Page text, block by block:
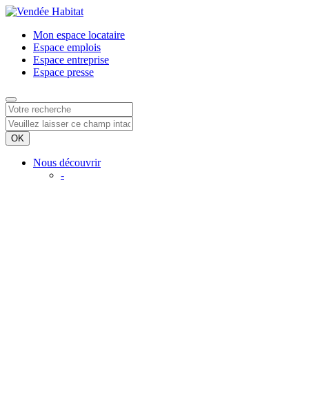
Mon espace locataire
Espace emplois
Espace entreprise
Espace presse
Nous découvrir
-